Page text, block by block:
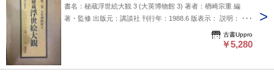
書名：秘蔵浮世絵大観 3 (大英博物館 3) 著者：楢崎宗重 編
著・監修 出版元：講談社 刊行年：1988.6 版表示： 説明：
「秘蔵浮世絵大観 3 (大英博物館 3)」は、楢崎宗重が編著・監
修を務め、講談社から1988年6月に刊行された一冊です。大英
古書Uppro
￥5,280